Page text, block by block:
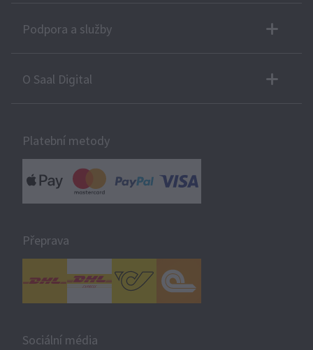
Podpora a služby
O Saal Digital
Platební metody
Přeprava
Sociální média